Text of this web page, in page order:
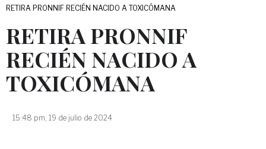
RETIRA PRONNIF RECIÉN NACIDO A TOXICÓMANA
RETIRA PRONNIF
RECIÉN NACIDO A
TOXICÓMANA
15:48 pm, 19 de julio de 2024